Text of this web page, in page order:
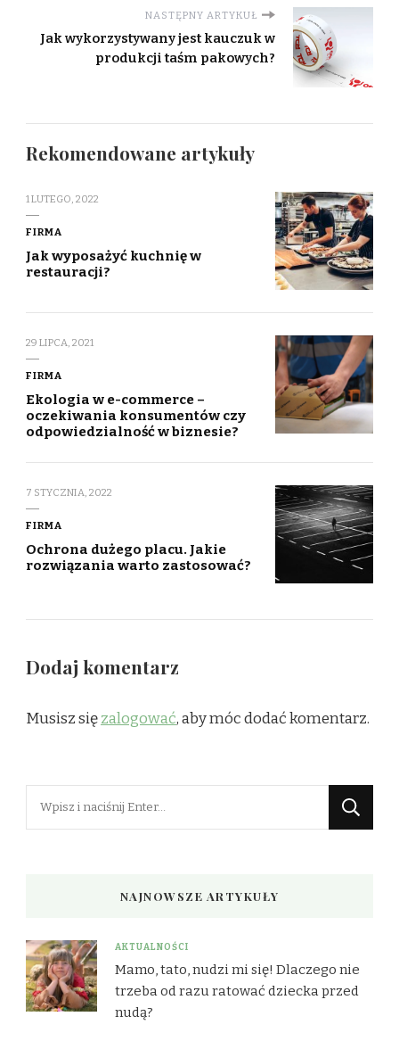
NASTĘPNY ARTYKUŁ
Jak wykorzystywany jest kauczuk w
produkcji taśm pakowych?
Rekomendowane artykuły
1 LUTEGO, 2022
FIRMA
Jak wyposażyć kuchnię w
restauracji?
29 LIPCA, 2021
FIRMA
Ekologia w e-commerce –
oczekiwania konsumentów czy
odpowiedzialność w biznesie?
7 STYCZNIA, 2022
FIRMA
Ochrona dużego placu. Jakie
rozwiązania warto zastosować?
Dodaj komentarz
Musisz sięzalogować, aby móc dodać komentarz.
NAJNOWSZE ARTYKUŁY
AKTUALNOŚCI
Mamo, tato, nudzi mi się! Dlaczego nie
trzeba od razu ratować dziecka przed
nudą?